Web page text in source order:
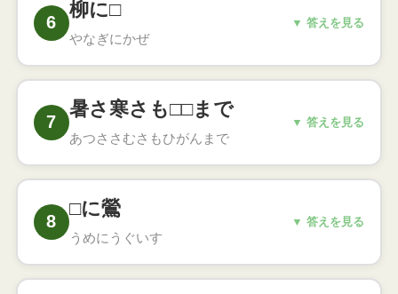
こと（春の種まきの季節に）
6
柳に□
やなぎにかぜ
▼ 答えを見る
こたえ
柳に風
柳が風に逆らわずしなるように、うまく受け
流すこと（春風に揺れる柳）
○
7
暑さ寒さも□□まで
あつささむさもひがんまで
▼ 答えを見る
こたえ
暑さ寒さも彼岸まで
春と秋のお彼岸を過ぎると気候がよくなると
いうこと
○
8
□に鶯
うめにうぐいす
▼ 答えを見る
こたえ
梅に鶯
取り合わせがよく、似合いの組み合わせのた
○